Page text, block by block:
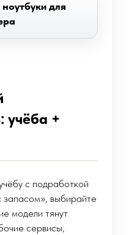
для
учёба +
с подработкой
запасом», выбирайте
модели тянут
сервисы,